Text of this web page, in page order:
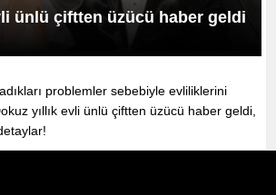
ünlü çiftten üzücü haber geldi
problemler sebebiyle evliliklerini
yıllık evli ünlü çiftten üzücü haber geldi,